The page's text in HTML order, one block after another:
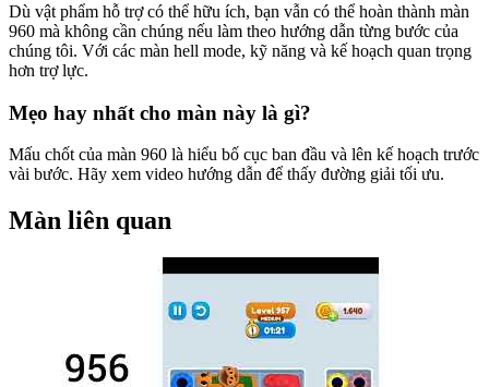
Dù vật phẩm hỗ trợ có thể hữu ích, bạn vẫn có thể hoàn thành màn
960 mà không cần chúng nếu làm theo hướng dẫn từng bước của
chúng tôi. Với các màn hell mode, kỹ năng và kế hoạch quan trọng
hơn trợ lực.
Mẹo hay nhất cho màn này là gì?
Mấu chốt của màn 960 là hiểu bố cục ban đầu và lên kế hoạch trước
vài bước. Hãy xem video hướng dẫn để thấy đường giải tối ưu.
Màn liên quan